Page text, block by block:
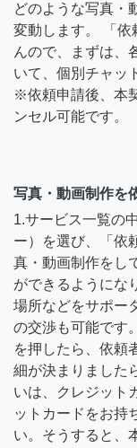
どのような写真・
変動します。 「
んので、まずは、
いて、個別チャッ
※依頼申請後、本
ンセル可能です。
写真・動画制作を
1.サービス一覧の
ー）を選び、「依
真・動画制作をし
ができるようにな
場所などをサポー
の交渉も可能です
を押したら、依頼
細が決まりました
いは、クレジット
ットカードをお持
い。そうすると、